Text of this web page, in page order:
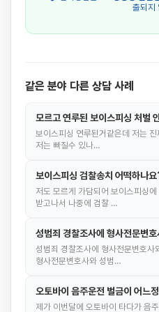
출되지
같은 분야 다른 상담 사례
모르고 연루된 보이스피싱 처벌
보이스피싱 연루된거같은데 저는
저는 빠질수 있나…
보이스피싱 검찰송치 어떡하나요
저도 모르게 가담되어 보이스피싱
받고나서 나중에 검찰 …
성범죄 경찰조사에 형사전문변
성범죄 경찰조사에 형사전문변호사
형사전문변호사와 성범…
오토바이 음주운전 벌금이 어느
제가 이번달에 오토바이 타다가 음